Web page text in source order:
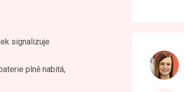
signalizuje
plně nabitá,